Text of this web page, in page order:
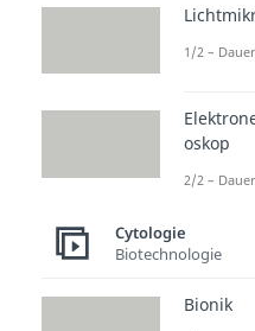
und
zwei
neue
1/2 –
oskop
2/2 –
Cytologie
Biotechnologie
Bionik